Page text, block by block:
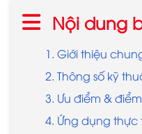
Nội dung
1. Giới thiệu
2. Thông số kỹ
3. Ưu điểm &
4. Ứng dụng thực